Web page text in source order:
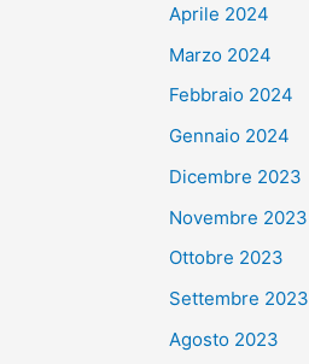
Aprile 2024
Marzo 2024
Febbraio 2024
Gennaio 2024
Dicembre 2023
Novembre 2023
Ottobre 2023
Settembre 2023
Agosto 2023